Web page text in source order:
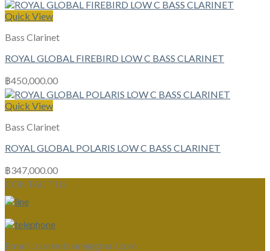
Quick View
Bass Clarinet
ROYAL GLOBAL FIREBIRD LOW C BASS CLARINET
฿450,000.00
Quick View
Bass Clarinet
ROYAL GLOBAL POLARIS LOW C BASS CLARINET
฿347,000.00
CONTACT US
Email : clarinetsiam@gmail.com